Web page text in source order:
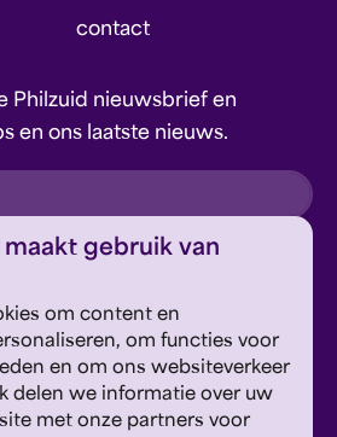
gebruik van
om content en
om functies voor
en om ons websiteverkeer
delen we informatie over uw
met onze partners voor
contact
Philzuid nieuwsbrief en
en ons laatste nieuws.
en Servicevoorwaarden
steun ons!